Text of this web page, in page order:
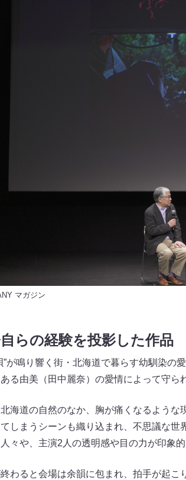
マガジン
らの経験を投影した作品
”が鳴り響く街・北海道で暮らす幼馴染の
る由美（田中麗奈）の愛情によって守
海道の自然のなか、胸が痛くなるよう
てしまうシーンも織り込まれ、不思議な
々や、主演2人の透明感や目の力が印象的
わると会場は余韻に包まれ、拍手が起